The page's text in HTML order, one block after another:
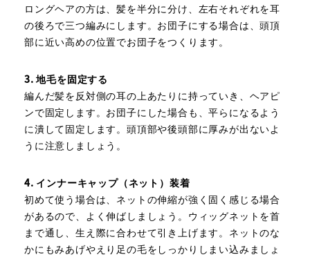
ロングヘアの方は、髪を半分に分け、左右それぞれを耳
の後ろで三つ編みにします。お団子にする場合は、頭頂
部に近い高めの位置でお団子をつくります。
3. 地毛を固定する
編んだ髪を反対側の耳の上あたりに持っていき、ヘアピ
ンで固定します。お団子にした場合も、平らになるよう
に潰して固定します。頭頂部や後頭部に厚みが出ないよ
うに注意しましょう。
4. インナーキャップ（ネット）装着
初めて使う場合は、ネットの伸縮が強く固く感じる場合
があるので、よく伸ばしましょう。ウィッグネットを首
まで通し、生え際に合わせて引き上げます。ネットのな
かにもみあげやえり足の毛をしっかりしまい込みましょ